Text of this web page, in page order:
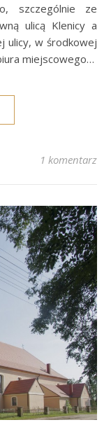
szczególnie ze
ulicą Klenicy a
ulicy, w środkowej
miejscowego…
1 komentarz